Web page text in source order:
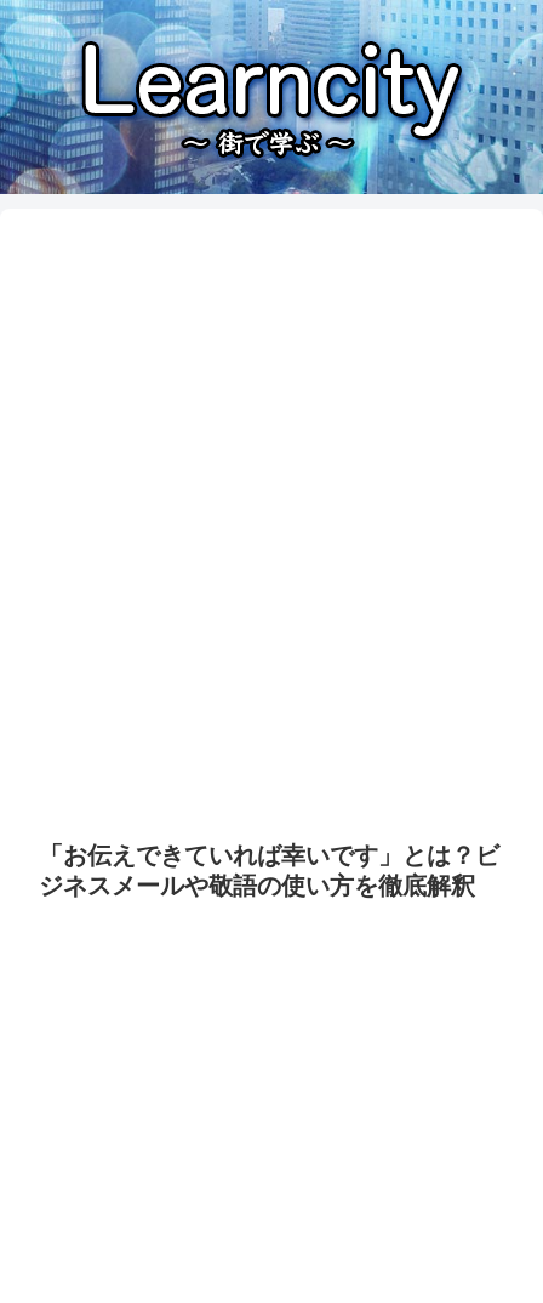
「お伝えできていれば幸いです」とは？ビ
ジネスメールや敬語の使い方を徹底解釈